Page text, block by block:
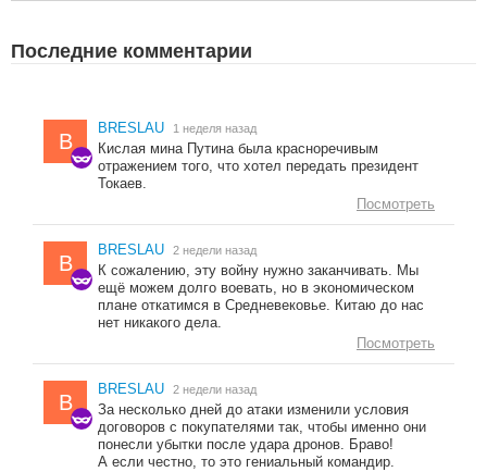
Последние комментарии
B
BRESLAU 1 неделя назад
Кислая мина Путина была красноречивым
отражением того, что хотел передать президент
Токаев.
Посмотреть
B
BRESLAU 2 недели назад
К сожалению, эту войну нужно заканчивать. Мы
ещё можем долго воевать, но в экономическом
плане откатимся в Средневековье. Китаю до нас
нет никакого дела.
Посмотреть
B
BRESLAU 2 недели назад
За несколько дней до атаки изменили условия
договоров с покупателями так, чтобы именно они
понесли убытки после удара дронов. Браво!
А если честно, то это гениальный командир.